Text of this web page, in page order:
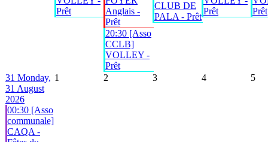
Prêt
Anglais -
Prêt
20:30 [Asso
CCLB]
VOLLEY -
Prêt
CLUB DE
PALA - Prêt
Prêt
Prêt
31 Monday,
31 August
2026
00:30 [Asso
communale]
CAQA -
1 2 3 4 5